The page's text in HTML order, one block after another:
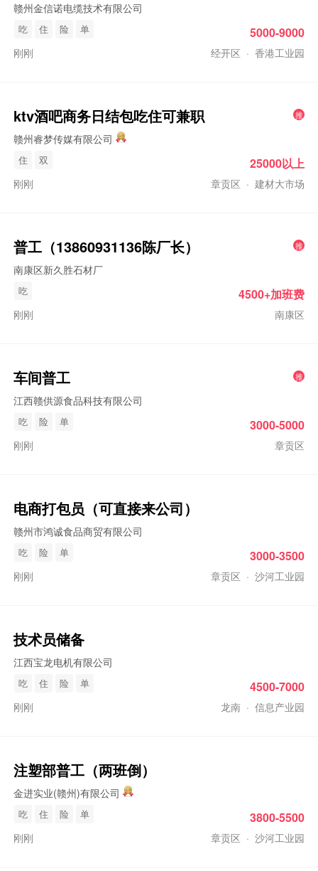
赣州金信诺电缆技术有限公司
吃 住 险 单
刚刚 经开区 · 香港工业园
5000-9000
推
ktv酒吧商务日结包吃住可兼职
赣州睿梦传媒有限公司
住 双
刚刚 章贡区 · 建材大市场
25000以上
推
普工 （13860931136陈厂长）
南康区新久胜石材厂
吃
刚刚 南康区
4500+加班费
推
车间普工
江西赣供源食品科技有限公司
吃 险 单
刚刚 章贡区
3000-5000
电商打包员（可直接来公司）
赣州市鸿诚食品商贸有限公司
吃 险 单
刚刚 章贡区 · 沙河工业园
3000-3500
技术员储备
江西宝龙电机有限公司
吃 住 险 单
刚刚 龙南 · 信息产业园
4500-7000
注塑部普工 （两班倒）
金进实业(赣州)有限公司
吃 住 险 单
刚刚 章贡区 · 沙河工业园
3800-5500